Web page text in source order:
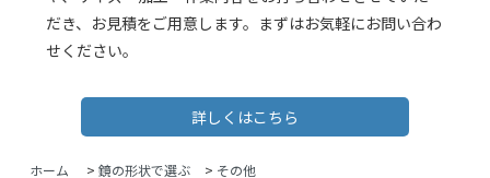
だき、お見積をご用意します。まずはお気軽にお問い合わ
せください。
詳しくはこちら
ホーム >鏡の形状で選ぶ > その他